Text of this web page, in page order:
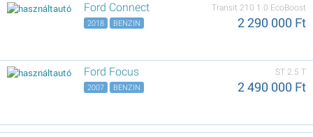
Ford Connect Transit 210 1.0 EcoBoost
2 290 000 Ft
2018 BENZIN
Ford Focus ST 2.5 T
2 490 000 Ft
2007 BENZIN